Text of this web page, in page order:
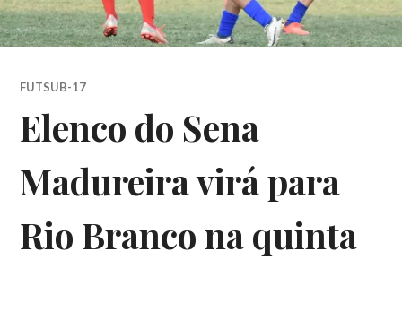
FUTSUB-17
Elenco do Sena
Madureira virá para
Rio Branco na quinta